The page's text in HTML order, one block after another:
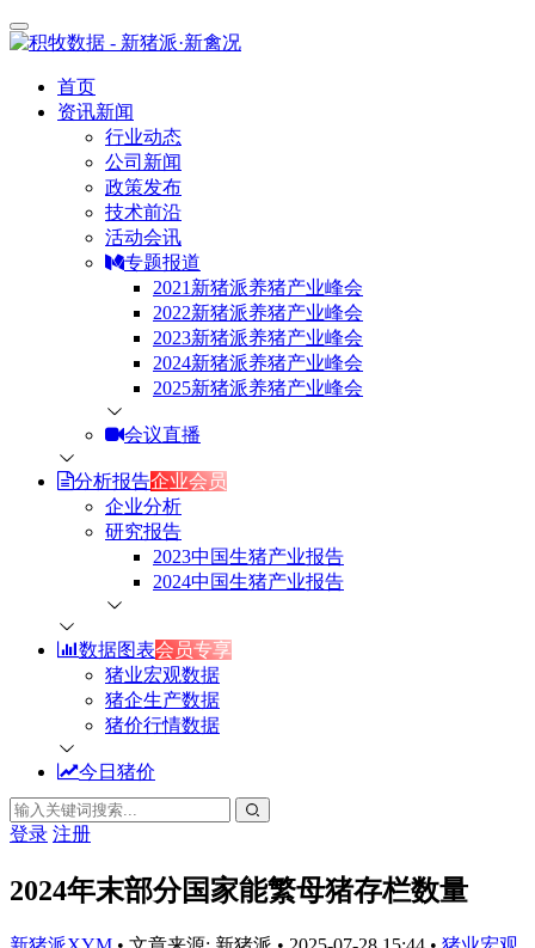
首页
资讯新闻
行业动态
公司新闻
政策发布
技术前沿
活动会讯
专题报道
2021新猪派养猪产业峰会
2022新猪派养猪产业峰会
2023新猪派养猪产业峰会
2024新猪派养猪产业峰会
2025新猪派养猪产业峰会
会议直播
分析报告企业会员
企业分析
研究报告
2023中国生猪产业报告
2024中国生猪产业报告
数据图表会员专享
猪业宏观数据
猪企生产数据
猪价行情数据
今日猪价
登录 注册
2024年末部分国家能繁母猪存栏数量